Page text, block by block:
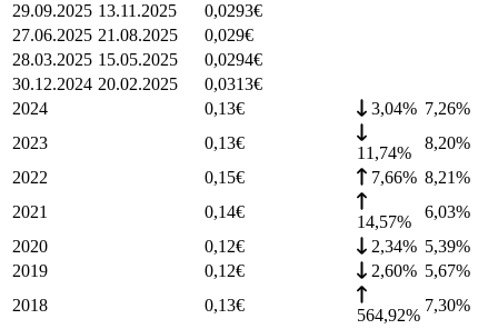
29.09.2025 13.11.2025 0,0293€
27.06.2025 21.08.2025 0,029€
28.03.2025 15.05.2025 0,0294€
30.12.2024 20.02.2025 0,0313€
2024
0,13€ 3,04% 7,26%
2023
0,13€
11,74%
8,20%
2022
0,15€ 7,66% 8,21%
2021
0,14€
14,57%
6,03%
2020
0,12€ 2,34% 5,39%
2019
0,12€ 2,60% 5,67%
2018
0,13€
564,92%
7,30%